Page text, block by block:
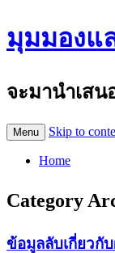
มุมมองแ
จะมานำเสน
Menu Skip to
Home
Category
ข้อมูลลับเกี่ยวกั